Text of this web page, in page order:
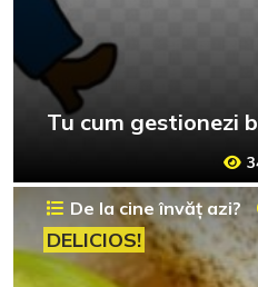
Tu cum gestionezi
De la cine învăț azi?
DELICIOS!